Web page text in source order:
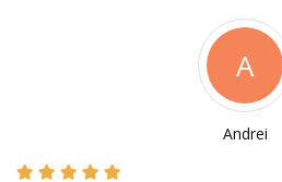
A
Andrei